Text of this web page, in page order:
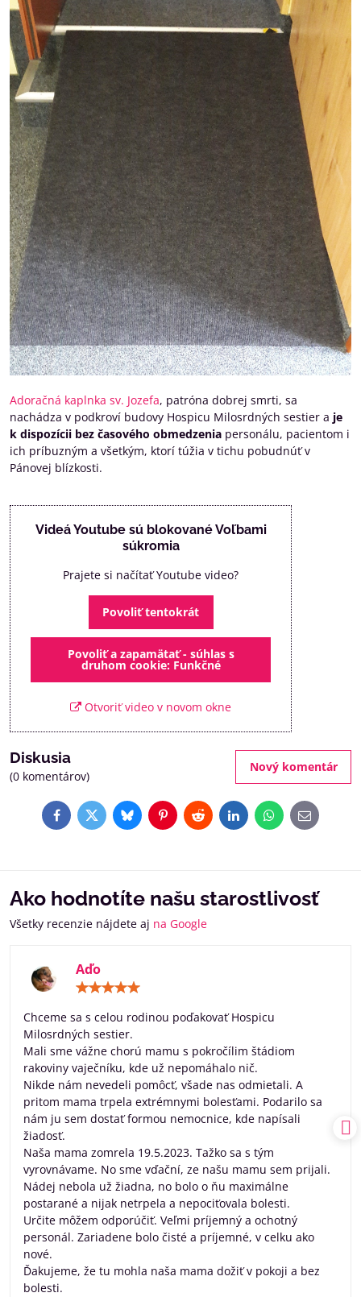
Adoračná kaplnka sv. Jozefa, patróna dobrej smrti, sa
nachádza v podkroví budovy Hospicu Milosrdných sestier a je
k dispozícii bez časového obmedzenia personálu, pacientom i
ich príbuzným a všetkým, ktorí túžia v tichu pobudnúť v
Pánovej blízkosti.
Videá Youtube sú blokované Voľbami
súkromia
Prajete si načítať Youtube video?
Povoliť tentokrát
Povoliť a zapamätať - súhlas s
druhom cookie: Funkčné
Otvoriť video v novom okne
Diskusia
(0 komentárov)
Nový komentár
FacebookTwitterBlueskyPinterestRedditLinkedInWhatsApp
E-
mail
Ako hodnotíte našu starostlivosť
Všetky recenzie nájdete aj na Google
Aďo
5
Chceme sa s celou rodinou poďakovať Hospicu
Milosrdných sestier.
Mali sme vážne chorú mamu s pokročílim štádiom
rakoviny vaječníku, kde už nepomáhalo nič.
Nikde nám nevedeli pomôcť, všade nas odmietali. A
pritom mama trpela extrémnymi bolesťami. Podarilo sa
nám ju sem dostať formou nemocnice, kde napísali
žiadosť.
Naša mama zomrela 19.5.2023. Tažko sa s tým
vyrovnávame. No sme vďační, ze našu mamu sem prijali.
Nádej nebola už žiadna, no bolo o ňu maximálne
postarané a nijak netrpela a nepociťovala bolesti.
Určite môžem odporúčiť. Veľmi príjemný a ochotný
personál. Zariadene bolo čisté a príjemné, v celku ako
nové.
Ďakujeme, že tu mohla naša mama dožiť v pokoji a bez
bolesti.